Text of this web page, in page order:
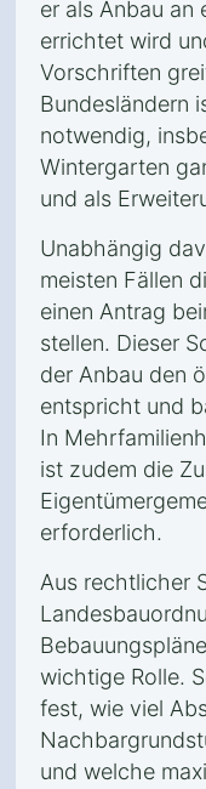
er als Anbau an
errichtet wird
Vorschriften
Bundesländern
notwendig,
Wintergarten
und als
Unabhängig
meisten Fällen
einen Antrag
stellen. Dieser
der Anbau den
entspricht und
In
ist zudem die
erforderlich.
Aus rechtlicher
wichtige Rolle.
fest, wie viel
und welche